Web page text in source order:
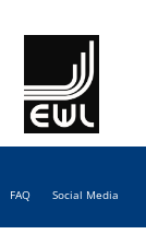
FAQ Social Media